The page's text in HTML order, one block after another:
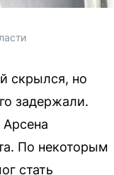
скрылся, но
задержали.
По некоторым
стать